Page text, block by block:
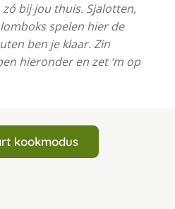
bij jou thuis. Sjalotten,
spelen hier de
ben je klaar. Zin
hieronder en zet ‘m op
kookmodus